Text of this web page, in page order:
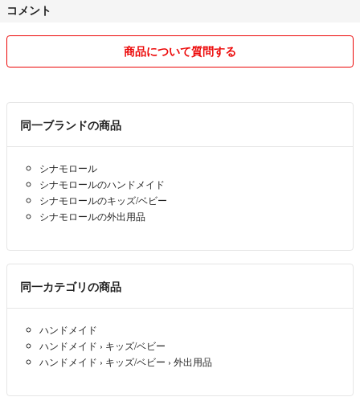
コメント
商品について質問する
同一ブランドの商品
シナモロール
シナモロールのハンドメイド
シナモロールのキッズ/ベビー
シナモロールの外出用品
同一カテゴリの商品
ハンドメイド
ハンドメイド › キッズ/ベビー
ハンドメイド › キッズ/ベビー › 外出用品